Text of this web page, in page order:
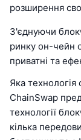
розширення
З'єднуючи
ринку он-чейн
приватні та
Яка технологія
ChainSwap
технології
кілька